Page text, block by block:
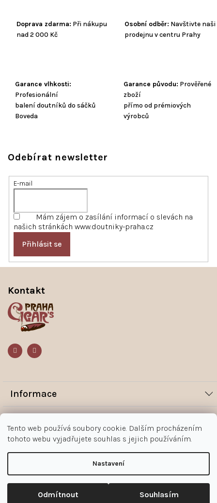
Tento web používá soubory cookie. Dalším procházením
tohoto webu vyjadřujete souhlas s jejich používáním.
Nastavení
Odmítnout Souhlasím
Doprava zdarma: Při nákupu
nad 2 000 Kč
Osobní odběr: Navštivte naši
prodejnu v centru Prahy
Garance vlhkosti:
Profesionální
balení doutníků do sáčků
Boveda
Garance původu: Prověřené
zboží
přímo od prémiových
výrobců
Odebírat newsletter
E-mail
Mám zájem o zasílání informací o slevách na
našich stránkách www.doutniky-praha.cz
Přihlásit se
Informace
Novinky
Magazín
Jak nakupovat
Obchodní podmínky
Reklamace
Kontakt
doutniky@doutnikypraha.cz
Kontakt